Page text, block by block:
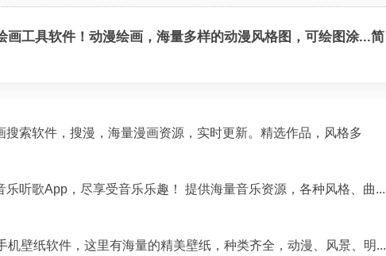
画工具软件！动漫绘画，海量多样的动漫风格图，可绘图涂...简
搜索软件，搜漫，海量漫画资源，实时更新。精选作品，风格多
乐听歌App，尽享受音乐乐趣！ 提供海量音乐资源，各种风格、曲...
机壁纸软件，这里有海量的精美壁纸，种类齐全，动漫、风景、明...